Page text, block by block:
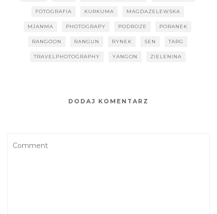
FOTOGRAFIA KURKUMA MAGDAZELEWSKA
MJANMA PHOTOGRAPY PODROZE PORANEK
RANGOON RANGUN RYNEK SEN TARG
TRAVELPHOTOGRAPHY YANGON ZIELENINA
DODAJ KOMENTARZ